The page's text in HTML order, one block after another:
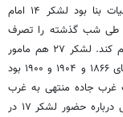
بامداد روز جمعه ۱۳ آبان، روز دوم مرحله سوم عملیات بنا بود لشکر ۱۴ امام
اهداف تصرف‌نشده لشکر ۳۱ عاشورا طی شب گذشته را تصرف
کرده و امکان الحاق بین لشکر ۳۱ و لشکر ۲۷ را فراهم کند. لشکر ۲۷ هم مامور
شد ماموریت ناتمام روز گذشته خود را که تصرف قله‌های ۱۸۶۶ و ۱۹۰۴ و ۱۹۰۰ بود
غرب جاده منتهی به غرب
کانی‌مانگا به‌سمت جنوب پیشروی می‌کرد. سعید قاسمی درباره حضور لشکر ۱۷ در